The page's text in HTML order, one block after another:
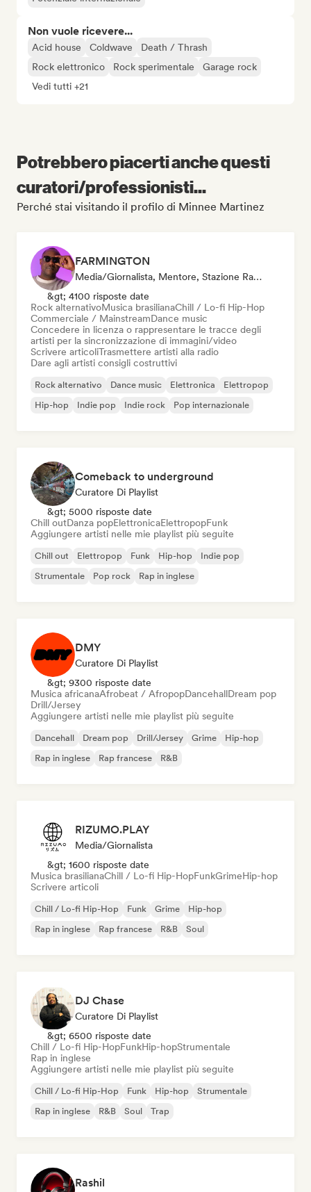
Non vuole ricevere...
Acid house Coldwave
Death / Thrash
Rock elettronico
Rock sperimentale
Garage rock
Vedi tutti +21
Potrebbero piacerti anche questi
curatori/professionisti...
Perché stai visitando il profilo di Minnee Martinez
FARMINGTON
Media/Giornalista, Mentore, Stazione Radio, Sync Supervisor
&gt; 4100 risposte date
Rock alternativoMusica brasilianaChill / Lo-fi Hip-Hop
Commerciale / MainstreamDance music
Concedere in licenza o rappresentare le tracce degli
artisti per la sincronizzazione di immagini/video
Scrivere articoliTrasmettere artisti alla radio
Dare agli artisti consigli costruttivi
Rock alternativo Dance music Elettronica
Elettropop
Hip-hop
Indie pop Indie rock Pop internazionale
Comeback to underground
Curatore Di Playlist
&gt; 5000 risposte date
Chill outDanza popElettronicaElettropopFunk
Aggiungere artisti nelle mie playlist più seguite
Chill out Elettropop Funk Hip-hop
Indie pop
Strumentale
Pop rock Rap in inglese
DMY
Curatore Di Playlist
&gt; 9300 risposte date
Musica africanaAfrobeat / AfropopDancehallDream pop
Drill/Jersey
Aggiungere artisti nelle mie playlist più seguite
Dancehall Dream pop Drill/Jersey Grime
Hip-hop
Rap in inglese
Rap francese R&B
RIZUMO.PLAY
Media/Giornalista
&gt; 1600 risposte date
Musica brasilianaChill / Lo-fi Hip-HopFunkGrimeHip-hop
Scrivere articoli
Chill / Lo-fi Hip-Hop Funk Grime
Hip-hop
Rap in inglese
Rap francese R&B Soul
DJ Chase
Curatore Di Playlist
&gt; 6500 risposte date
Chill / Lo-fi Hip-HopFunkHip-hopStrumentale
Rap in inglese
Aggiungere artisti nelle mie playlist più seguite
Chill / Lo-fi Hip-Hop Funk Hip-hop
Strumentale
Rap in inglese
R&B Soul Trap
Rashil